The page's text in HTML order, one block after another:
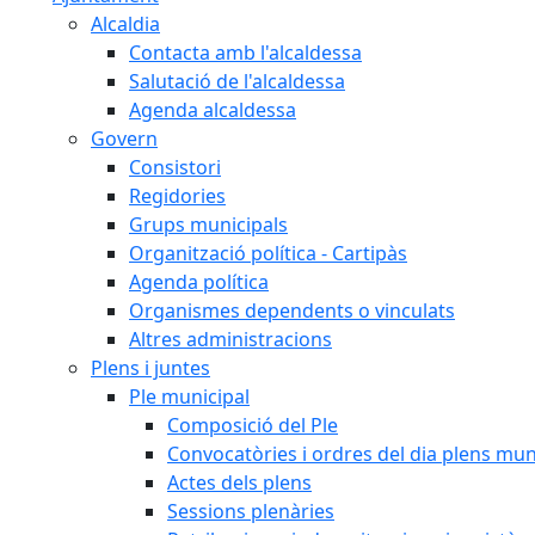
Alcaldia
Contacta amb l'alcaldessa
Salutació de l'alcaldessa
Agenda alcaldessa
Govern
Consistori
Regidories
Grups municipals
Organització política - Cartipàs
Agenda política
Organismes dependents o vinculats
Altres administracions
Plens i juntes
Ple municipal
Composició del Ple
Convocatòries i ordres del dia plens
Actes dels plens
Sessions plenàries